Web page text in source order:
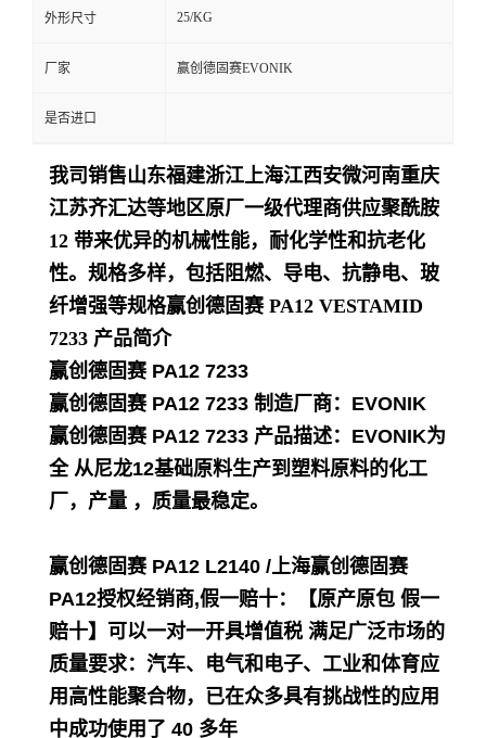
言
外形尺寸 25/KG
厂家 赢创德固赛EVONIK
是否进口
我司销售山东福建浙江上海江西安微河南重庆
江苏齐汇达等地区原厂一级代理商供应聚酰胺
12 带来优异的机械性能，耐化学性和抗老化
性。规格多样，包括阻燃、导电、抗静电、玻
纤增强等规格赢创德固赛 PA12 VESTAMID
7233 产品简介
赢创德固赛 PA12 7233
赢创德固赛 PA12 7233 制造厂商：EVONIK
赢创德固赛 PA12 7233 产品描述：EVONIK为
全 从尼龙12基础原料生产到塑料原料的化工
厂，产量 ，质量最稳定。
赢创德固赛 PA12 L2140 /上海赢创德固赛
PA12授权经销商,假一赔十：【原产原包 假一
赔十】可以一对一开具增值税 满足广泛市场的
质量要求：汽车、电气和电子、工业和体育应
用高性能聚合物，已在众多具有挑战性的应用
中成功使用了 40 多年